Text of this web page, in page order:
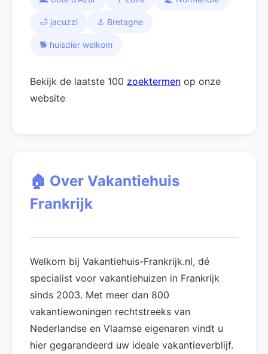
🛁 jacuzzi ⚓ Bretagne
🐕 huisdier welkom
Bekijk de laatste 100 zoektermen op onze
website
🏠 Over Vakantiehuis
Frankrijk
Welkom bij Vakantiehuis-Frankrijk.nl, dé
specialist voor vakantiehuizen in Frankrijk
sinds 2003. Met meer dan 800
vakantiewoningen rechtstreeks van
Nederlandse en Vlaamse eigenaren vindt u
hier gegarandeerd uw ideale vakantieverblijf.